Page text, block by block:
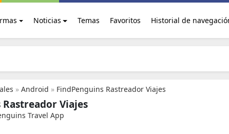
Noticias Temas Favoritos Historial de
» Android » FindPenguins Rastreador Viajes
Rastreador Viajes
Travel App